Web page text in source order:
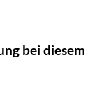
bei diesem